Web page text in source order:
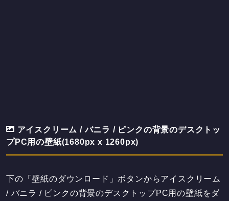
アイスクリーム / バニラ / ピンクの背景のデスクトッ
プPC用の壁紙(1680px x 1260px)
下の「壁紙のダウンロード」ボタンからアイスクリーム
/ バニラ / ピンクの背景のデスクトップPC用の壁紙をダ